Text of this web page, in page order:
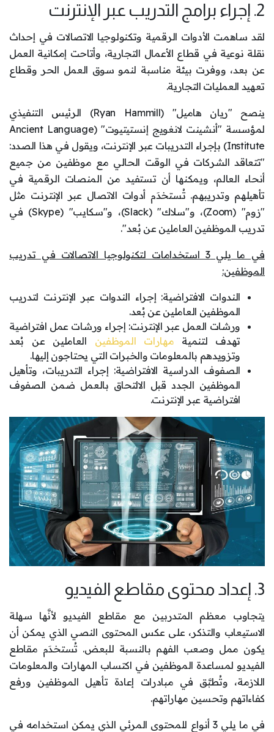
2. إجراء برامج التدريب عبر الإنترنت
لقد ساهمت الأدوات الرقمية وتكنولوجيا الاتصالات في إحداث
نقلة نوعية في قطاع الأعمال التجارية، وأتاحت إمكانية العمل
عن بعد، ووفرت بيئة مناسبة لنمو سوق العمل الحر وقطاع
تعهيد العمليات التجارية.
ينصح "ريان هاميل" (Ryan Hammill) الرئيس التنفيذي
لمؤسسة "أنشينت لانغويج إنستيتيوت" (Ancient Language
Institute) بإجراء التدريبات عبر الإنترنت، ويقول في هذا الصدد:
"تتعاقد الشركات في الوقت الحالي مع موظفين من جميع
أنحاء العالم، ويمكنها أن تستفيد من المنصات الرقمية في
تأهيلهم وتدريبهم. تُستخدَم أدوات الاتصال عبر الإنترنت مثل
"زوم" (Zoom)، و"سلاك" (Slack)، و"سكايب" (Skype) في
تدريب الموظفين العاملين عن بُعد".
في ما يلي 3 استخدامات لتكنولوجيا الاتصالات في تدريب
الموظفين:
الندوات الافتراضية: إجراء الندوات عبر الإنترنت لتدريب
الموظفين العاملين عن بُعد.
ورشات العمل عبر الإنترنت: إجراء ورشات عمل افتراضية
تهدف لتنمية مهارات الموظفين العاملين عن بُعد
وتزويدهم بالمعلومات والخبرات التي يحتاجون إليها.
الصفوف الدراسية الافتراضية: إجراء التدريبات، وتأهيل
الموظفين الجدد قبل الالتحاق بالعمل ضمن الصفوف
افتراضية عبر الإنترنت.
3. إعداد محتوى مقاطع الفيديو
يتجاوب معظم المتدربين مع مقاطع الفيديو لأنَّها سهلة
الاستيعاب والتذكر، على عكس المحتوى النصي الذي يمكن أن
يكون ممل وصعب الفهم بالنسبة للبعض. تُستخدَم مقاطع
الفيديو لمساعدة الموظفين في اكتساب المهارات والمعلومات
اللازمة، وتُطبَّق في مبادرات إعادة تأهيل الموظفين ورفع
كفاءاتهم وتحسين مهاراتهم.
في ما يلي 3 أنواع للمحتوى المرئي الذي يمكن استخدامه في